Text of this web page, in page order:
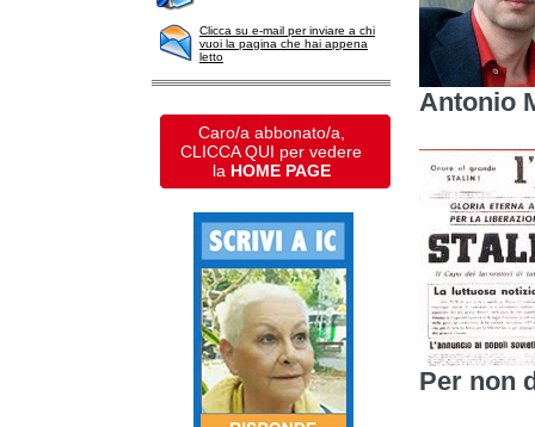
Clicca su e-mail per inviare a chi
vuoi la pagina che hai appena
letto
Caro/a abbonato/a,
CLICCA QUI per vedere
la HOME PAGE
Antonio
Per non